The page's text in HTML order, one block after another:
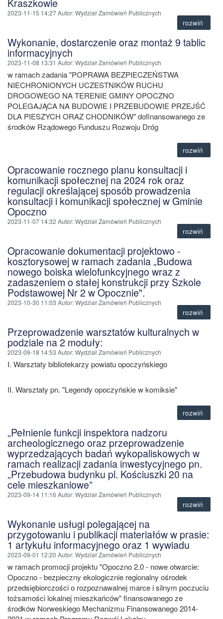
2023-11-15 14:27Autor: Wydział Zamówień Publicznych
rozwiń
Wykonanie, dostarczenie oraz montaż 9 tablic
informacyjnych
2023-11-08 13:31 Autor: Wydział Zamówień Publicznych
w ramach zadania "POPRAWA BEZPIECZEŃSTWA
NIECHRONIONYCH UCZESTNIKÓW RUCHU
DROGOWEGO NA TERENIE GMINY OPOCZNO
POLEGAJĄCA NA BUDOWIE I PRZEBUDOWIE PRZEJŚĆ
DLA PIESZYCH ORAZ CHODNIKÓW" dofinansowanego ze
środków Rządowego Funduszu Rozwoju Dróg
rozwiń
Opracowanie rocznego planu konsultacji i
komunikacji społecznej na 2024 rok oraz
regulacji określającej sposób prowadzenia
konsultacji i komunikacji społecznej w Gminie
Opoczno
2023-11-07 14:32 Autor: Wydział Zamówień Publicznych
rozwiń
Opracowanie dokumentacji projektowo -
kosztorysowej w ramach zadania „Budowa
nowego boiska wielofunkcyjnego wraz z
zadaszeniem o stałej konstrukcji przy Szkole
Podstawowej Nr 2 w Opocznie".
2023-10-30 11:03 Autor: Wydział Zamówień Publicznych
rozwiń
Przeprowadzenie warsztatów kulturalnych w
podziale na 2 moduły:
2023-09-18 14:53 Autor: Wydział Zamówień Publicznych
I. Warsztaty bibliotekarzy powiatu opoczyńskiego
II. Warsztaty pn. "Legendy opoczyńskie w komiksie"
rozwiń
„Pełnienie funkcji inspektora nadzoru
archeologicznego oraz przeprowadzenie
wyprzedzających badań wykopaliskowych w
ramach realizacji zadania inwestycyjnego pn.
„Przebudowa budynku pl. Kościuszki 20 na
cele mieszkaniowe”
2023-09-14 11:16 Autor: Wydział Zamówień Publicznych
rozwiń
Wykonanie usługi polegającej na
przygotowaniu i publikacji materiałów w prasie:
1 artykułu informacyjnego oraz 1 wywiadu
2023-09-01 12:20 Autor: Wydział Zamówień Publicznych
w ramach promocji projektu "Opoczno 2.0 - nowe otwarcie:
Opoczno - bezpieczny ekologicznie regionalny ośrodek
przedsiębiorczości o rozpoznawalnej marce i silnym poczuciu
tożsamości lokalnej mieszkańców" finansowanego ze
środków Norweskiego Mechanizmu Finansowanego 2014-